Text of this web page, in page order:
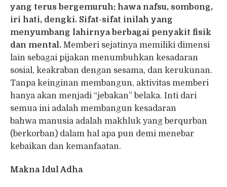
yang terus bergemuruh: hawa nafsu, sombong,
iri hati, dengki. Sifat-sifat inilah yang
menyumbang lahirnya berbagai penyakit fisik
dan mental. Memberi sejatinya memiliki dimensi
lain sebagai pijakan menumbuhkan kesadaran
sosial, keakraban dengan sesama, dan kerukunan.
Tanpa keinginan membangun, aktivitas memberi
hanya akan menjadi “jebakan” belaka. Inti dari
semua ini adalah membangun kesadaran
bahwa manusia adalah makhluk yang berqurban
(berkorban) dalam hal apa pun demi menebar
kebaikan dan kemanfaatan.
Makna Idul Adha